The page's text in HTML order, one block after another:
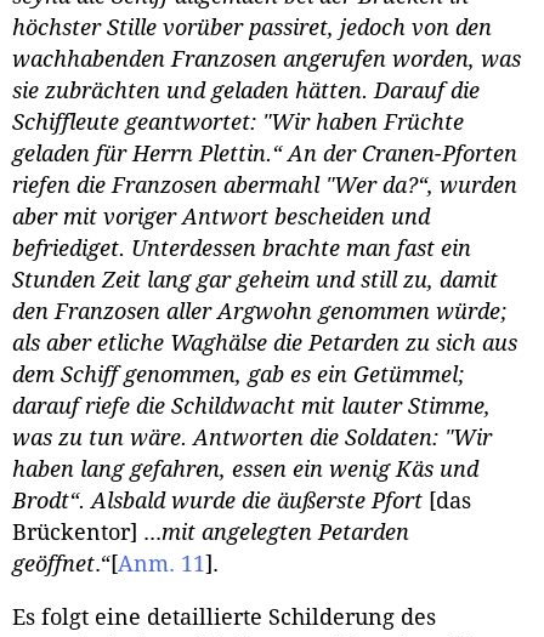
höchster Stille vorüber passiret, jedoch von den
wachhabenden Franzosen angerufen worden, was
sie zubrächten und geladen hätten. Darauf die
Schiffleute geantwortet: "Wir haben Früchte
geladen für Herrn Plettin.“ An der Cranen-Pforten
riefen die Franzosen abermahl "Wer da?“, wurden
aber mit voriger Antwort bescheiden und
befriediget. Unterdessen brachte man fast ein
Stunden Zeit lang gar geheim und still zu, damit
den Franzosen aller Argwohn genommen würde;
als aber etliche Waghälse die Petarden zu sich aus
dem Schiff genommen, gab es ein Getümmel;
darauf riefe die Schildwacht mit lauter Stimme,
was zu tun wäre. Antworten die Soldaten: "Wir
haben lang gefahren, essen ein wenig Käs und
Brodt“. Alsbald wurde die äußerste Pfort [das
Brückentor] ...mit angelegten Petarden
geöffnet.“[Anm. 11] .
Es folgt eine detaillierte Schilderung des